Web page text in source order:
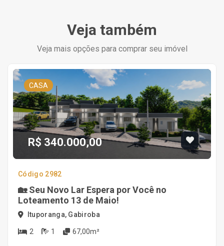
Veja também
Veja mais opções para comprar seu imóvel
CASA
R$ 340.000,00
Código 2982
🏡 Seu Novo Lar Espera por Você no
Loteamento 13 de Maio!
Ituporanga, Gabiroba
2 1 67,00m²